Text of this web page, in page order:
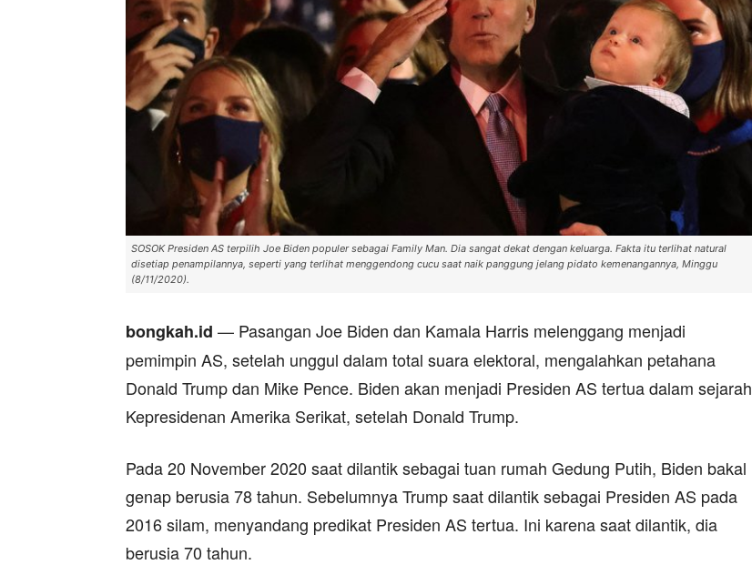
SOSOK Presiden AS terpilih Joe Biden populer sebagai Family Man. Dia sangat dekat dengan keluarga. Fakta itu terlihat natural
disetiap penampilannya, seperti yang terlihat menggendong cucu saat naik panggung jelang pidato kemenangannya, Minggu
(8/11/2020).
bongkah.id — Pasangan Joe Biden dan Kamala Harris melenggang menjadi
pemimpin AS, setelah unggul dalam total suara elektoral, mengalahkan petahana
Donald Trump dan Mike Pence. Biden akan menjadi Presiden AS tertua dalam sejarah
Kepresidenan Amerika Serikat, setelah Donald Trump.
Pada 20 November 2020 saat dilantik sebagai tuan rumah Gedung Putih, Biden bakal
genap berusia 78 tahun. Sebelumnya Trump saat dilantik sebagai Presiden AS pada
2016 silam, menyandang predikat Presiden AS tertua. Ini karena saat dilantik, dia
berusia 70 tahun.